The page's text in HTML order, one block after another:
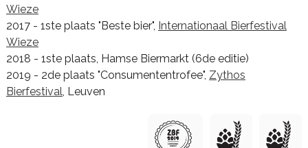
Wieze
2017 - 1ste plaats "Beste bier", Internationaal Bierfestival
Wieze
2018 - 1ste plaats, Hamse Biermarkt (6de editie)
2019 - 2de plaats "Consumententrofee", Zythos
Bierfestival , Leuven